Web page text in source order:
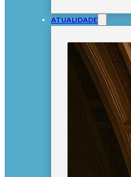
ATUALIDADE